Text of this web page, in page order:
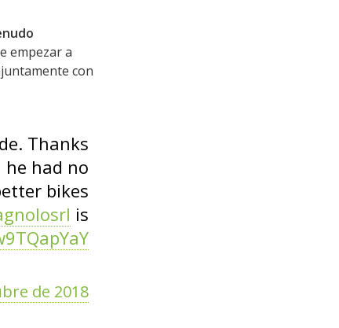
empezar a
con
Thanks
had no
bikes
is
de 2018